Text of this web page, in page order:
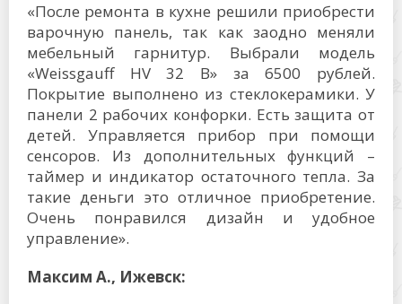
«После ремонта в кухне решили приобрести
варочную панель, так как заодно меняли
мебельный гарнитур. Выбрали модель
«Weissgauff HV 32 B» за 6500 рублей.
Покрытие выполнено из стеклокерамики. У
панели 2 рабочих конфорки. Есть защита от
детей. Управляется прибор при помощи
сенсоров. Из дополнительных функций –
таймер и индикатор остаточного тепла. За
такие деньги это отличное приобретение.
Очень понравился дизайн и удобное
управление».
Максим А., Ижевск: